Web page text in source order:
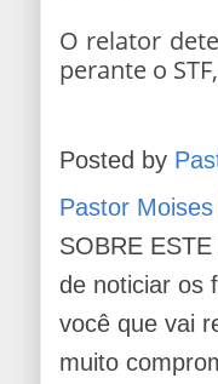
O relator
perante o
Posted by
Pastor
SOBRE
de noticiar os
você que vai
muito